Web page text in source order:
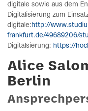
digitale sowie aus dem
Digitalisierung zum
digitale: http://
frankfurt.de/49689206/
Digitalsierung: https://
Alice
Berlin